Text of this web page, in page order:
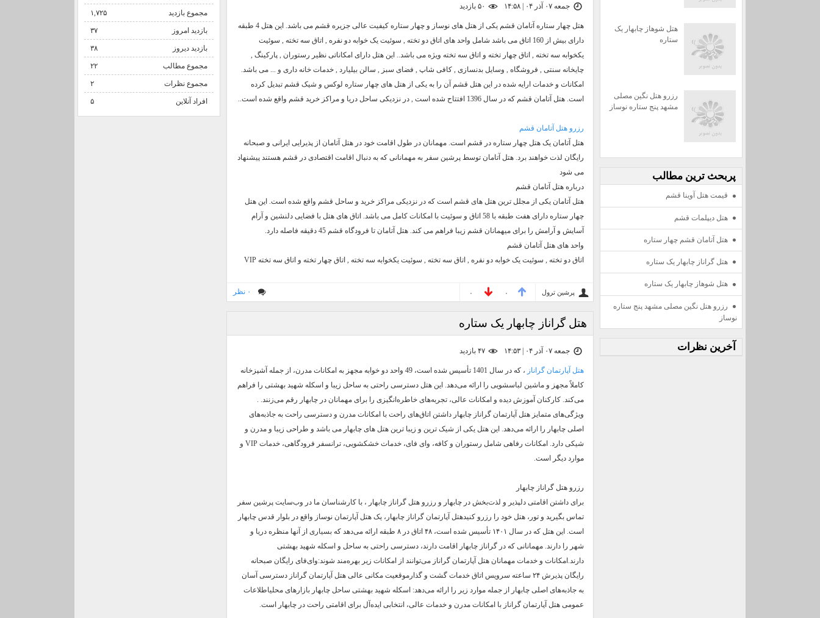
جمعه ۰۷ آذر ۰۴ | ۱۴:۵۸
هتل چهار ستاره آتامان قشم یکی از هتل های نوساز و چهار ستاره کیفیت عالی جزیره قشم می باشد. این هتل 4 طبقه
دارای بیش از 160 اتاق می باشد شامل واحد های اتاق دو تخته , سوئیت یک خوابه دو نفره , اتاق سه تخته , سوئیت
یکخوابه سه تخته , اتاق چهار تخته و اتاق سه تخته ویژه می باشد.. این هتل دارای امکاناتی نظیر رستوران , پارکینگ ,
چایخانه سنتی , فروشگاه , وسایل بدنسازی , کافی شاپ , فضای سبز , سالن بیلیارد , خدمات خانه داری و ... می باشد.
امکانات و خدمات ارایه شده در این هتل قشم آن را به یکی از هتل های چهار ستاره لوکس و شیک قشم تبدیل کرده
است. هتل آتامان قشم که در سال 1396 افتتاح شده است , در نزدیکی ساحل دریا و مراکز خرید قشم واقع شده است..
رزرو هتل آتامان قشم
هتل آتامان یک هتل چهار ستاره در قشم است. مهمانان در طول اقامت خود در هتل آتامان از پذیرایی ایرانی و صبحانه
رایگان لذت خواهند برد. هتل آتامان توسط پرشین سفر به مهمانانی که به دنبال اقامت اقتصادی در قشم هستند پیشنهاد
می شود
درباره هتل آتامان قشم
هتل آتامان یکی از مجلل ترین هتل های قشم است که در نزدیکی مراکز خرید و ساحل قشم واقع شده است. این هتل
چهار ستاره دارای هفت طبقه با 58 اتاق و سوئیت با امکانات کامل می باشد. اتاق های هتل با فضایی دلنشین و آرام
آسایش و آرامش را برای میهمانان قشم زیبا فراهم می کند. هتل آتامان تا فرودگاه قشم 45 دقیقه فاصله دارد.
واحد های هتل آتامان قشم
اتاق دو تخته , سوئیت یک خوابه دو نفره , اتاق سه تخته , سوئیت یکخوابه سه تخته , اتاق چهار تخته و اتاق سه تخته VIP
پرشین ترول ۰ ۰ ۰ نظر
هتل گراناز چابهار یک ستاره
جمعه ۰۷ آذر ۰۴ | ۱۴:۵۳ ۴۷ بازديد
هتل آپارتمان گراناز
، که در سال 1401 تأسیس شده است، 49 واحد دو خوابه مجهز به امکانات مدرن، از جمله آشپزخانه
کاملاً مجهز و ماشین لباسشویی را ارائه می‌دهد. این هتل دسترسی راحتی به ساحل زیبا و اسکله شهید بهشتی را فراهم
می‌کند. کارکنان آموزش دیده و امکانات عالی، تجربه‌های خاطره‌انگیزی را برای مهمانان در چابهار رقم می‌زنند. .
ویژگی‌های متمایز هتل آپارتمان گراناز چابهار داشتن اتاق‌های راحت با امکانات مدرن و دسترسی راحت به جاذبه‌های
اصلی چابهار را ارائه می‌دهد. این هتل یکی از شیک ترین و زیبا ترین هتل های چابهار می باشد و طراحی زیبا و مدرن و
شیکی دارد. امکانات رفاهی شامل رستوران و کافه، وای فای، خدمات خشکشویی، ترانسفر فرودگاهی، خدمات VIP و
موارد دیگر است.
رزرو هتل گراناز چابهار
برای داشتن اقامتی دلپذیر و لذت‌بخش در چابهار و رزرو هتل گراناز چابهار ، با کارشناسان ما در وب‌سایت پرشین سفر
تماس بگیرید و تور، هتل خود را رزرو کنیدهتل آپارتمان گراناز چابهار، یک هتل آپارتمان نوساز واقع در بلوار قدس چابهار
است. این هتل که در سال ۱۴۰۱ تأسیس شده است، ۴۸ اتاق در ۸ طبقه ارائه می‌دهد که بسیاری از آنها منظره دریا و
شهر را دارند. مهمانانی که در گراناز چابهار اقامت دارند، دسترسی راحتی به ساحل و اسکله شهید بهشتی
دارند.امکانات و خدمات مهمانان هتل آپارتمان گراناز می‌توانند از امکانات زیر بهره‌مند شوند:وای‌فای رایگان صبحانه
رایگان پذیرش ۲۴ ساعته سرویس اتاق خدمات گشت و گذارموقعیت مکانی عالی هتل آپارتمان گراناز دسترسی آسان
به جاذبه‌های اصلی چابهار از جمله موارد زیر را ارائه می‌دهد: اسکله شهید بهشتی ساحل چابهار بازارهای محلیاطلاعات
عمومی هتل آپارتمان گراناز با امکانات مدرن و خدمات عالی، انتخابی ایده‌آل برای اقامتی راحت در چابهار است.
هتل شوهاز چابهار یک
ستاره
رزرو هتل نگین مصلی
مشهد پنج ستاره نوساز
پربحث ترين مطالب
قیمت هتل آوینا قشم
هتل دیپلمات قشم
هتل آتامان قشم چهار ستاره
هتل گراناز چابهار یک ستاره
هتل شوهاز چابهار یک ستاره
رزرو هتل نگین مصلی مشهد پنج ستاره
نوساز
آخرين نظرات
مجموع بازدید ۱,۷۲۵
بازدید امروز ۳۷
بازدید دیروز ۳۸
مجموع مطالب ۲۲
مجموع نظرات ۲
افراد آنلاین ۵